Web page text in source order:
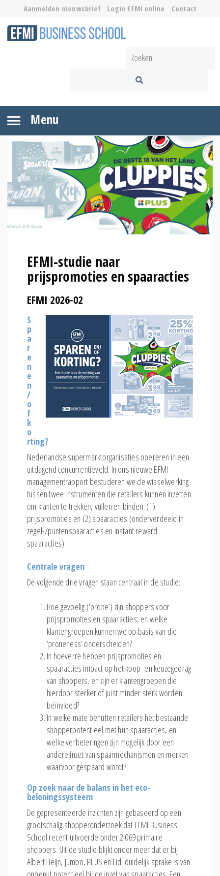
Aanmelden nieuwsbrief Login EFMI online Contact
Menu
EFMI-studie naar
prijspromoties en spaaracties
EFMI 2026-02
S
p
a
r
e
n
e
n
/
o
f
k
o
rting?
Nederlandse supermarktorganisaties opereren in een
uitdagend concurrentieveld. In ons nieuwe EFMI-
managementrapport bestuderen we de wisselwerking
tussen twee instrumenten die retailers kunnen inzetten
om klanten te trekken, vullen en binden: (1)
prijspromoties en (2) spaaracties (onderverdeeld in
zegel-/puntenspaaracties en instant reward
spaaracties).
Centrale vragen
De volgende drie vragen staan centraal in de studie:
Hoe gevoelig (‘prone’) zijn shoppers voor
prijspromoties en spaaracties, en welke
klantengroepen kunnen we op basis van die
‘proneness’ onderscheiden?
In hoeverre hebben prijspromoties en
spaaracties impact op het koop- en keuzegedrag
van shoppers, en zijn er klantengroepen die
hierdoor sterker of juist minder sterk worden
beïnvloed?
In welke mate benutten retailers het bestaande
shopperpotentieel met hun spaaracties, en
welke verbeteringen zijn mogelijk door een
andere inzet van spaarmechanismen en merken
waarvoor gespaard wordt?
Op zoek naar de balans in het eco-
beloningssysteem
De gepresenteerde inzichten zijn gebaseerd op een
grootschalig shopperonderzoek dat EFMI Business
School recent uitvoerde onder 2.069 primaire
shoppers. Uit de studie blijkt onder meer dat er bij
Albert Heijn, Jumbo, PLUS en Lidl duidelijk sprake is van